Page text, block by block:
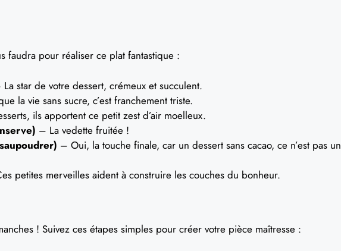
faudra pour réaliser ce plat fantastique :
star de votre dessert, crémeux et succulent.
la vie sans sucre, c’est franchement triste.
ils apportent ce petit zest d’air moelleux.
– La vedette fruitée !
– Oui, la touche finale, car un dessert sans cacao, ce n’est pas un
petites merveilles aident à construire les couches du bonheur.
! Suivez ces étapes simples pour créer votre pièce maîtresse :